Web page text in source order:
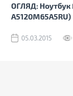
ОГЛЯД: Ноутбук
A5120M65A5RU)
05.03.2015